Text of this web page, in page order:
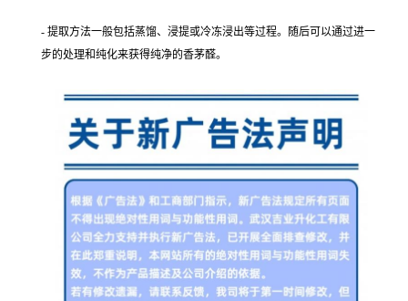
- 提取方法一般包括蒸馏、浸提或冷冻浸出等过程。随后可以通过进一
步的处理和纯化来获得纯净的香茅醛。